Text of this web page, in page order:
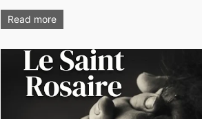
Read more